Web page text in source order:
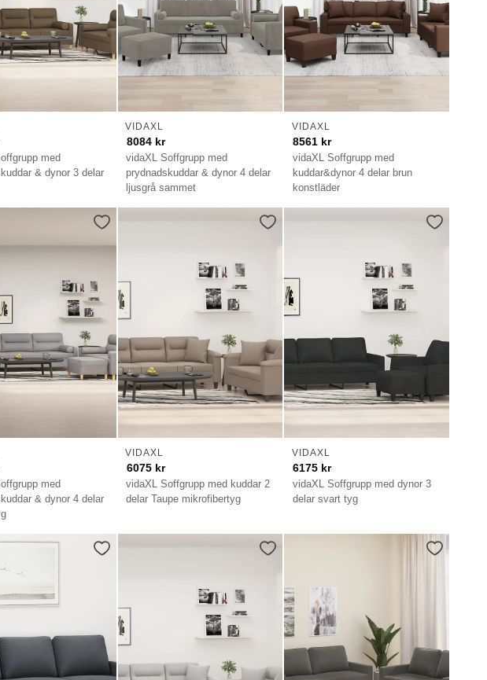
med
& dynor 3 delar
vidaXL Soffgrupp med
prydnadskuddar & dynor 4 delar
ljusgrå sammet
VIDAXL
8084 kr
vidaXL Soffgrupp med
kuddar&dynor 4 delar brun
konstläder
VIDAXL
8561 kr
med
& dynor 4 delar
vidaXL Soffgrupp med kuddar 2
delar Taupe mikrofibertyg
VIDAXL
6075 kr
vidaXL Soffgrupp med dynor 3
delar svart tyg
VIDAXL
6175 kr